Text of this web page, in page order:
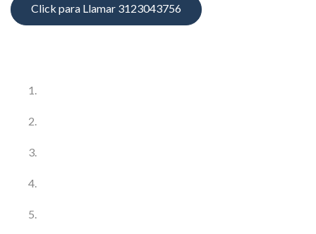
Click para Llamar 3123043756